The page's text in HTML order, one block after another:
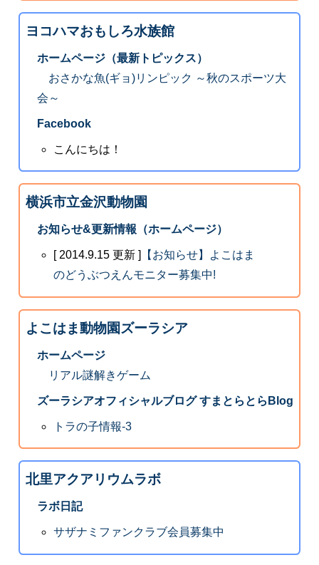
ヨコハマおもしろ水族館
ホームページ（最新トピックス）
おさかな魚(ギョ)リンピック ～秋のスポーツ大
会～
Facebook
こんにちは！
横浜市立金沢動物園
お知らせ&更新情報（ホームページ）
[ 2014.9.15 更新 ]
【お知らせ】よこはま
のどうぶつえんモニター募集中!
よこはま動物園ズーラシア
ホームページ
リアル謎解きゲーム
ズーラシアオフィシャルブログ すまとらとらBlog
トラの子情報-3
北里アクアリウムラボ
ラボ日記
サザナミファンクラブ会員募集中